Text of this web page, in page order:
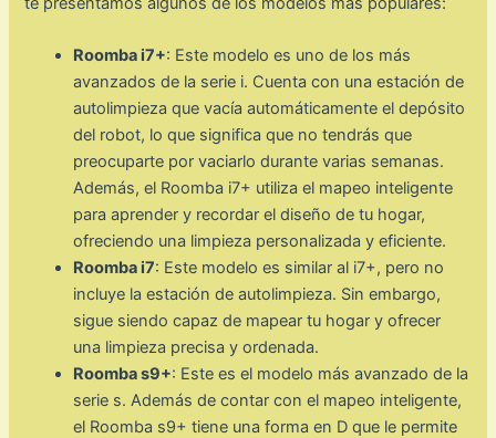
Roomba i7+: Este modelo es uno de los más
avanzados de la serie i. Cuenta con una estación de
autolimpieza que vacía automáticamente el depósito
del robot, lo que significa que no tendrás que
preocuparte por vaciarlo durante varias semanas.
Además, el Roomba i7+ utiliza el mapeo inteligente
para aprender y recordar el diseño de tu hogar,
ofreciendo una limpieza personalizada y eficiente.
Roomba i7: Este modelo es similar al i7+, pero no
incluye la estación de autolimpieza. Sin embargo,
sigue siendo capaz de mapear tu hogar y ofrecer
una limpieza precisa y ordenada.
Roomba s9+: Este es el modelo más avanzado de la
serie s. Además de contar con el mapeo inteligente,
el Roomba s9+ tiene una forma en D que le permite